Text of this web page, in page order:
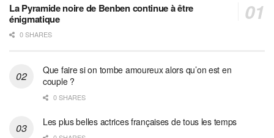
La Pyramide noire de Benben continue à être
énigmatique
0 SHARES
Que faire si on tombe amoureux alors qu’on est en
couple ?
0 SHARES
Les plus belles actrices françaises de tous les temps